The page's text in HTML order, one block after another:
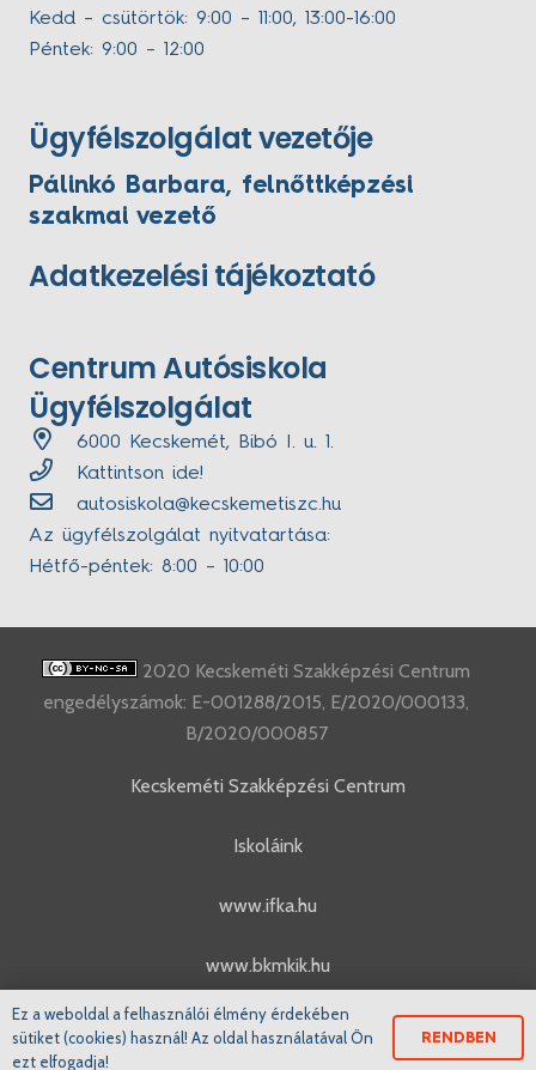
Kedd – csütörtök: 9:00 – 11:00, 13:00-16:00
Péntek: 9:00 – 12:00
Ügyfélszolgálat vezetője
Pálinkó Barbara, felnőttképzési
szakmai vezető
Adatkezelési tájékoztató
Centrum Autósiskola
Ügyfélszolgálat
6000 Kecskemét, Bibó I. u. 1.
Kattintson ide!
autosiskola@kecskemetiszc.hu
Az ügyfélszolgálat nyitvatartása:
Hétfő-péntek: 8:00 – 10:00
2020 Kecskeméti Szakképzési Centrum
engedélyszámok: E-001288/2015, E/2020/000133,
B/2020/000857
Kecskeméti Szakképzési Centrum
Iskoláink
www.ifka.hu
www.bkmkik.hu
www.szakkepzes.ifka.hu
Ez a weboldal a felhasználói élmény érdekében
sütiket (cookies) használ! Az oldal használatával Ön
ezt elfogadja!
RENDBEN